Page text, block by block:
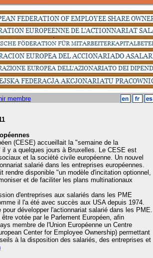
membre
(CESE) accueillait la "semaine de la
y a quelques jours à Bruxelles. Le CESE est
et la société civile européenne. Un nouvel
salarié dans les entreprises européennes.
rendre disponible "un modèle d'incitation optionnel,
et de faciliter les plans multinationaux
d'entreprises aux salariés dans les PME
il l'a été avec succès aux USA depuis 1974.
développer l'actionnariat salarié dans les PME.
votée par le Parlement Européen, afin
membre de l'Union Européenne un Centre
Center for Employee Ownership) permettant
à la disposition des salariés, des entreprises et